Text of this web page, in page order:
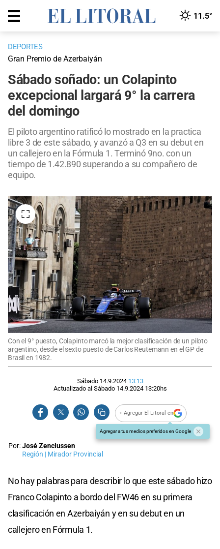
11.5°
DEPORTES
Gran Premio de Azerbaiyán
Sábado soñado: un Colapinto
excepcional largará 9° la carrera
del domingo
El piloto argentino ratificó lo mostrado en la practica
libre 3 de este sábado, y avanzó a Q3 en su debut en
un callejero en la Fórmula 1. Terminó 9no. con un
tiempo de 1.42.890 superando a su compañero de
equipo.
Con el 9° puesto, Colapinto marcó la mejor clasificación de un piloto
argentino, desde el sexto puesto de Carlos Reutemann en el GP de
Brasil en 1982.
Sábado 14.9.2024 13:13
Actualizado al Sábado 14.9.2024 13:20hs
+ Agregar El Litoral en
Agregar a tus medios preferidos en Google
Por:José Zenclussen
Región | Mirador Provincial
No hay palabras para describir lo que este sábado hizo
Franco Colapinto a bordo del FW46 en su primera
clasificación en Azerbaiyán y en su debut en un
callejero en Fórmula 1.